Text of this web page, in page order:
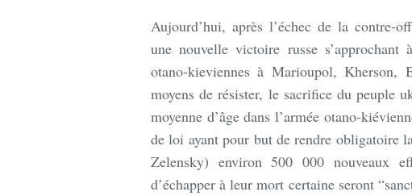
Aujourd’hui, après l’échec de la contre-
une nouvelle victoire russe
otano-kieviennes à Marioupol, Kherson,
moyens de résister, le sacrifice du peuple
moyenne d’âge dans l’armée otano-
de loi ayant pour but de rendre obligatoire
Zelensky) environ 500 000 nouveaux
d’échapper à leur mort certaine seront